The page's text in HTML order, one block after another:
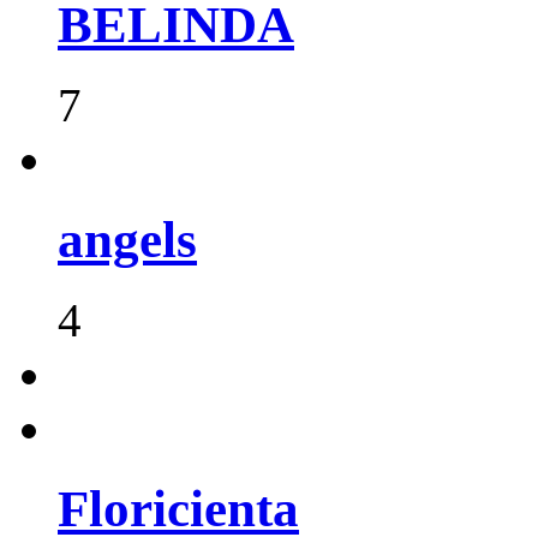
BELINDA
7
angels
4
Floricienta